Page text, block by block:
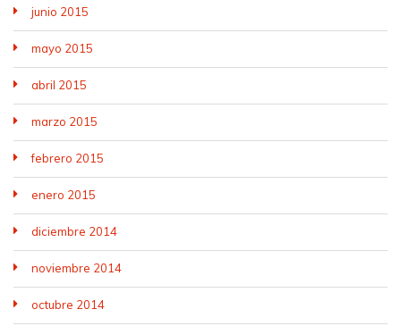
junio 2015
mayo 2015
abril 2015
marzo 2015
febrero 2015
enero 2015
diciembre 2014
noviembre 2014
octubre 2014